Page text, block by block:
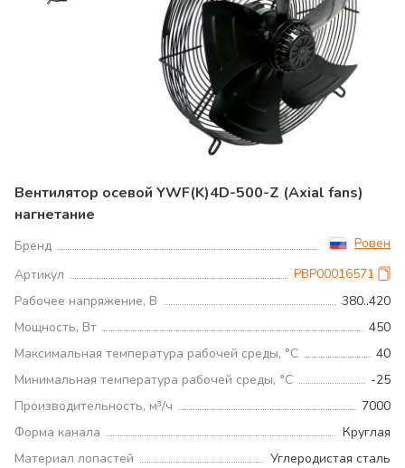
Вентилятор осевой YWF(K)4D-500-Z (Axial fans)
нагнетание
Бренд
Ровен
Артикул
РВР00016571
Рабочее напряжение, В
380..420
Мощность, Вт
450
Максимальная температура рабочей среды, °С
40
Минимальная температура рабочей среды, °С
-25
Производительность, м³/ч
7000
Форма канала
Круглая
Материал лопастей
Углеродистая сталь